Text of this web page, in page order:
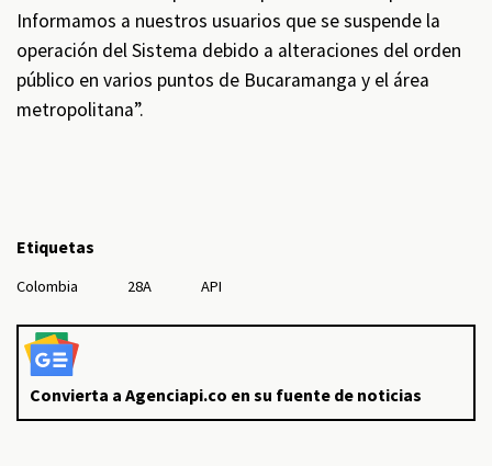
Informamos a nuestros usuarios que se suspende la
operación del Sistema debido a alteraciones del orden
público en varios puntos de Bucaramanga y el área
metropolitana”.
Etiquetas
Colombia 28A API
Convierta a Agenciapi.co en su fuente de noticias